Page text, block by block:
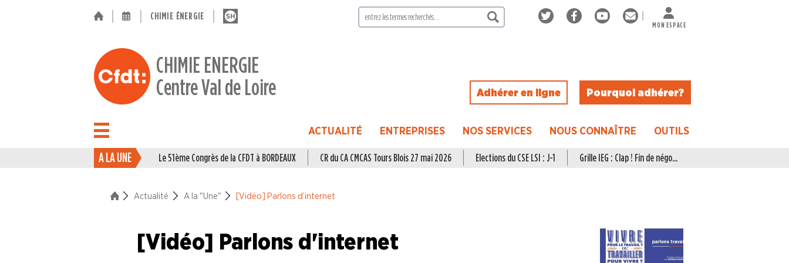
CHIMIE ÉNERGIE
MON ESPACE
CHIMIE ENERGIE
Centre Val de Loire
Adhérer en ligne Pourquoi adhérer ?
ACTUALITÉ
La vie du Syndicat
A la "Une"
ACTUALITÉ ENTREPRISES NOS SERVICES NOUS CONNAÎTRE OUTILS
A LA UNE Le 51ème Congrès de la CFDT à BORDEAUX CR du CA CMCAS Tours Blois 27 mai 2026 Elections du CSE LSI : J-1 Grille IEG : Clap ! Fin de négo...
Actualité A la "Une" [Vidéo] Parlons d’internet
[Vidéo] Parlons d'internet